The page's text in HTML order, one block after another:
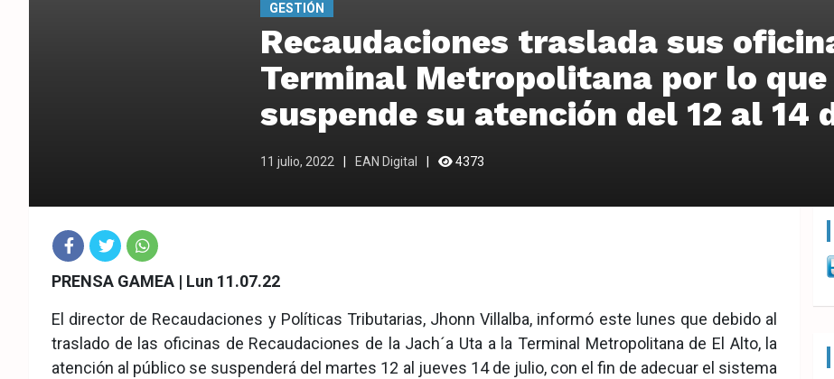
GESTIÓN
Recaudaciones traslada sus
Terminal Metropolitana por lo que
suspende su atención del 12 al 14
11 julio, 2022 EAN Digital 4373
Fac
eb
ook
Twit
ter
Wha
tsA
pp
PRENSA GAMEA | Lun 11.07.22
El director de Recaudaciones y Políticas Tributarias, Jhonn Villalba, informó este lunes que debido al
traslado de las oficinas de Recaudaciones de la Jach´a Uta a la Terminal Metropolitana de El Alto, la
atención al público se suspenderá del martes 12 al jueves 14 de julio, con el fin de adecuar el sistema